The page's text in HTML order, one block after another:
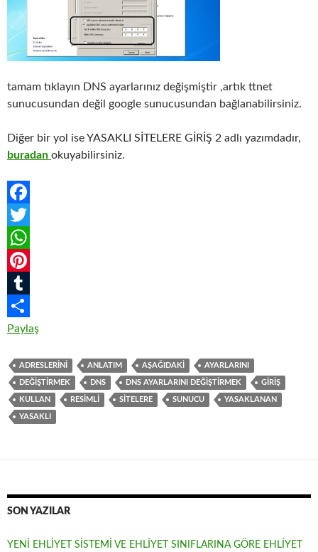
tamam tıklayın DNS ayarlarınız değişmiştir ,artık ttnet
sunucusundan değil google sunucusundan bağlanabilirsiniz.
Diğer bir yol ise YASAKLI SİTELERE GİRİŞ 2 adlı yazımdadır,
buradan okuyabilirsiniz.
F
a
c
b
o
k
T
w
t
W
a
t
A
p
p
P
n
e
r
e
T
u
b
l
r
Paylaş
ADRESLERINI ANLATIM AŞAĞIDAKI AYARLARINI
DEĞIŞTIRMEK DNS DNS AYARLARINI DEĞIŞTIRMEK GİRİŞ
KULLAN RESIMLI SİTELERE SUNUCU YASAKLANAN
YASAKLI
SON YAZILAR
YENİ EHLİYET SİSTEMİ VE EHLİYET SINIFLARINA GÖRE EHLİYET